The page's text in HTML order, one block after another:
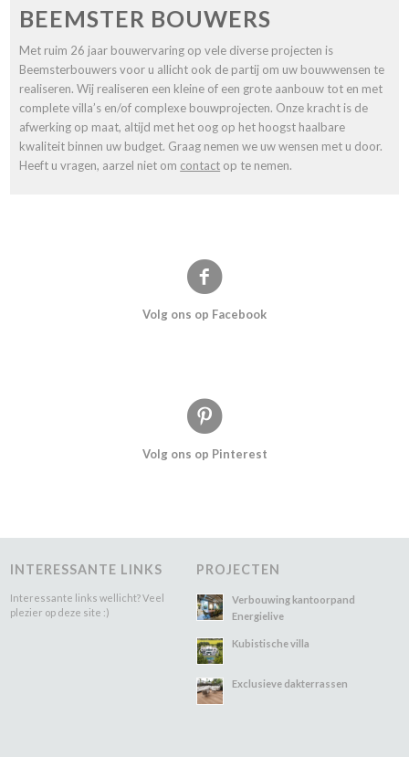
BEEMSTER BOUWERS
Met ruim 26 jaar bouwervaring op vele diverse projecten is
Beemsterbouwers voor u allicht ook de partij om uw bouwwensen te
realiseren. Wij realiseren een kleine of een grote aanbouw tot en met
complete villa’s en/of complexe bouwprojecten. Onze kracht is de
afwerking op maat, altijd met het oog op het hoogst haalbare
kwaliteit binnen uw budget. Graag nemen we uw wensen met u door.
Heeft u vragen, aarzel niet om contact op te nemen.
Volg ons op Facebook
Volg ons op Pinterest
INTERESSANTE LINKS
Interessante links wellicht? Veel
plezier op deze site :)
PROJECTEN
Verbouwing kantoorpand
Energielive
Kubistische villa
Exclusieve dakterrassen